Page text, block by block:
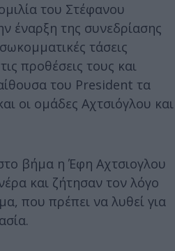
του Στέφανου
έναρξη της συνεδρίασης
τάσεις
προθέσεις τους και
του President τα
οι ομάδες Αχτσιόγλου και
βήμα η Έφη Αχτσιογλου
και ζήτησαν τον λόγο
που πρέπει να λυθεί για